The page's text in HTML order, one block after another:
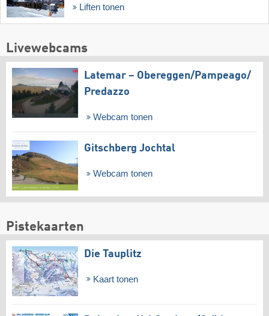
Liften tonen
Livewebcams
Latemar – Obereggen/​Pampeago/​
Predazzo
Webcam tonen
Gitschberg Jochtal
Webcam tonen
Pistekaarten
Die Tauplitz
Kaart tonen